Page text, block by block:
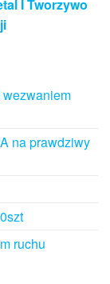
I Tworzywo
na prawdziwy
ruchu